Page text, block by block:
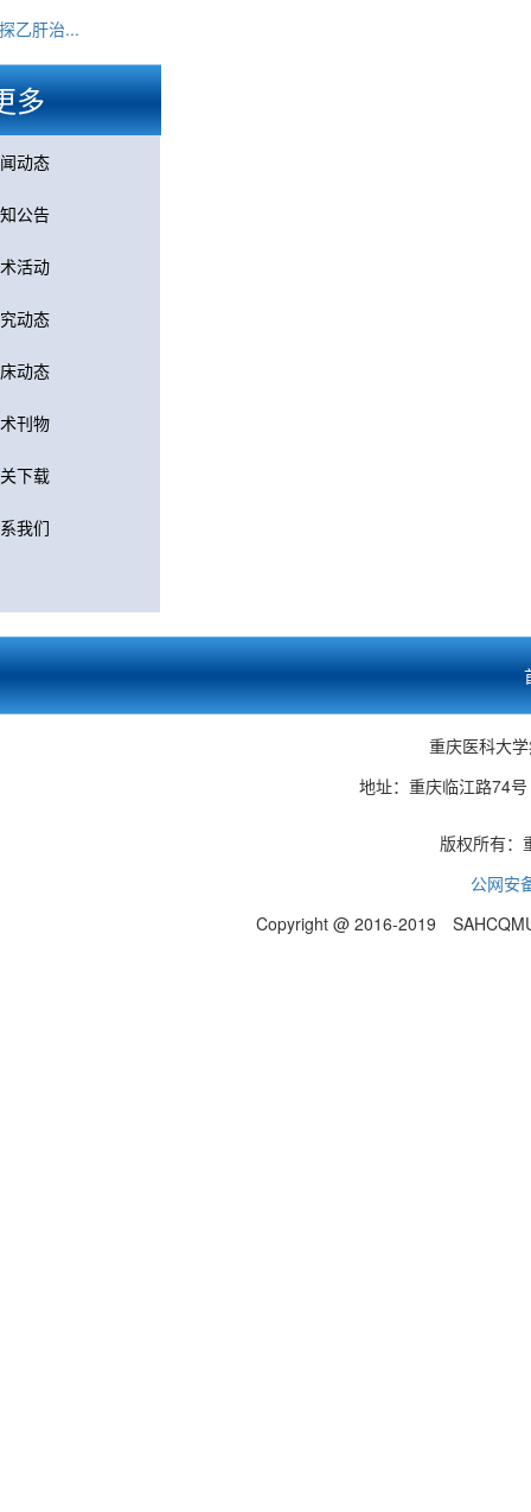
乙肝治...
多
动态
公告
活动
动态
动态
刊物
下载
我们
重庆医科大
地址：重庆临江路74
版权所有：
公网安
Copyright @ 2016-2019